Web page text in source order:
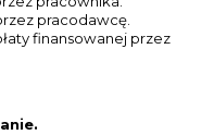
pracodawcę.
finansowanej przez